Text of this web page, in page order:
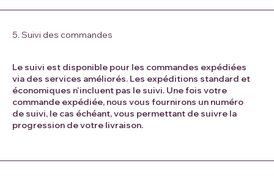
5. Suivi des commandes
Le suivi est disponible pour les commandes expédiées
via des services améliorés. Les expéditions standard et
économiques n'incluent pas le suivi. Une fois votre
commande expédiée, nous vous fournirons un numéro
de suivi, le cas échéant, vous permettant de suivre la
progression de votre livraison.